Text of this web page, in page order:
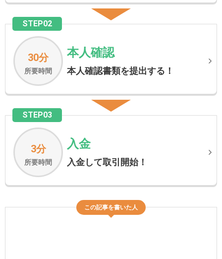
STEP02
30分
所要時間
本人確認
本人確認書類を提出する！
STEP03
3分
所要時間
入金
入金して取引開始！
この記事を書いた人